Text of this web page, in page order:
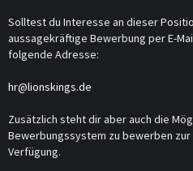
Solltest du Interesse an dieser
aussagekräftige Bewerbung per E-
folgende Adresse:
hr@lionskings.de
Zusätzlich steht dir aber auch die
Bewerbungssystem zu bewerben zur
Verfügung.